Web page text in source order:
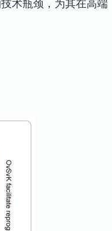
术瓶颈，为其在高端